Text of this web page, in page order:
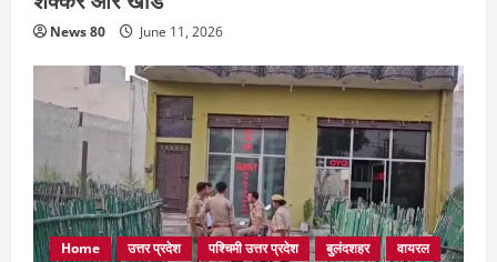
News 80 June 11, 2026
Home उत्तर प्रदेश पश्चिमी उत्तर प्रदेश बुलंदशहर
वायरल